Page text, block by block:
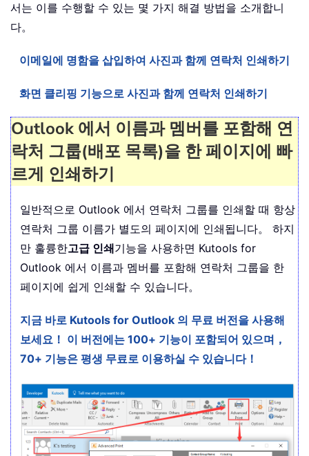
서는 이를 수행할 수 있는 몇 가지 해결 방법을 소개합니
다。
이메일에 명함을 삽입하여 사진과 함께 연락처 인쇄하기
화면 클리핑 기능으로 사진과 함께 연락처 인쇄하기
Outlook 에서 이름과 멤버를 포함해 연
락처 그룹(배포 목록)을 한 페이지에 빠
르게 인쇄하기
일반적으로 Outlook 에서 연락처 그룹를 인쇄할 때 항상
연락처 그룹 이름가 별도의 페이지에 인쇄됩니다。 하지
만 훌륭한고급 인쇄기능을 사용하면 Kutools for
Outlook 에서 이름과 멤버를 포함해 연락처 그룹을 한
페이지에 쉽게 인쇄할 수 있습니다。
지금 바로 Kutools for Outlook 의 무료 버전을 사용해
보세요！ 이 버전에는 100+ 기능이 포함되어 있으며，
70+ 기능은 평생 무료로 이용하실 수 있습니다！